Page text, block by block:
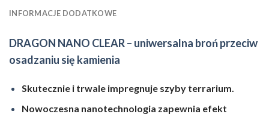
INFORMACJE DODATKOWE
DRAGON NANO CLEAR – uniwersalna broń przeciw
osadzaniu się kamienia
Skutecznie i trwale impregnuje szyby terrarium.
Nowoczesna nanotechnologia zapewnia efekt